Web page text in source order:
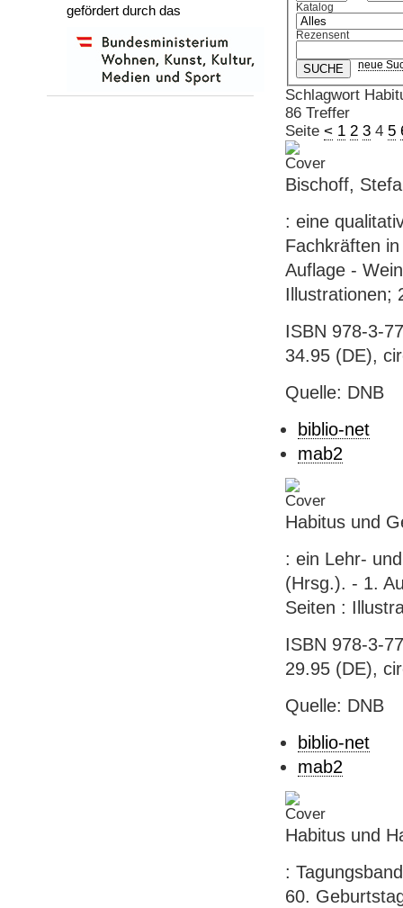
Katalog
Rezensent
neue
Schlagwort
86 Treffer
Seite < 1 2 3 4 5
Bischoff,
: eine
Fachkräften
Auflage -
Illustrationen;
ISBN 978-3-
34.95 (DE),
Quelle: DNB
biblio-net
mab2
Habitus und
: ein Lehr-
(Hrsg.). - 1.
Seiten :
ISBN 978-3-
29.95 (DE),
Quelle: DNB
biblio-net
mab2
Habitus und
:
60.
gefördert durch das